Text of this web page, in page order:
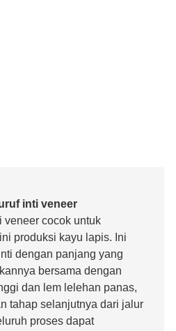
inti veneer
veneer cocok untuk
produksi kayu lapis. Ini
dengan panjang yang
bersama dengan
dan lem lelehan panas,
tahap selanjutnya dari jalur
proses dapat